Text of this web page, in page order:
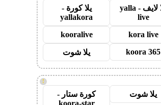
يلا لايف - yalla
live
يلا كورة -
yallakora
kora live
kooralive
koora 365
يلا شوت
!
يلا شوت
كورة ستار -
koora-star